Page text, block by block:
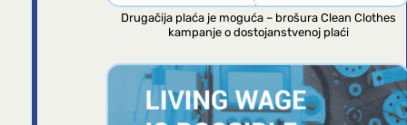
Drugačija plaća je moguća – brošura Clean Clothes
kampanje o dostojanstvenoj plaći